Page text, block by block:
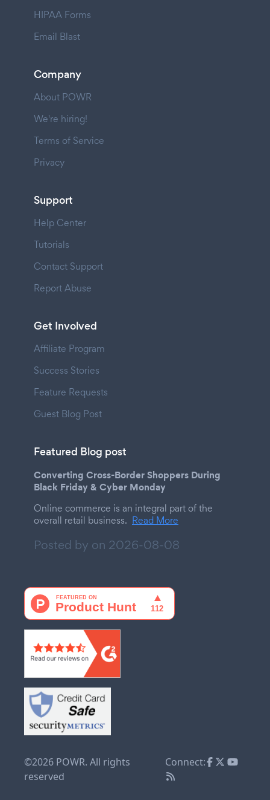
HIPAA Forms
Email Blast
Company
About POWR
We're hiring!
Terms of Service
Privacy
Support
Help Center
Tutorials
Contact Support
Report Abuse
Get Involved
Affiliate Program
Success Stories
Feature Requests
Guest Blog Post
Featured Blog post
Converting Cross-Border Shoppers During
Black Friday & Cyber Monday
Online commerce is an integral part of the
overall retail business. Read More
Posted by on 2026-08-08
©2026 POWR. All rights
reserved
Connect: